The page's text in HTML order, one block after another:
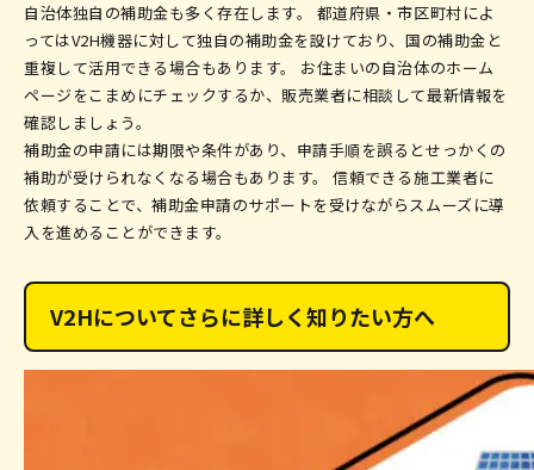
自治体独自の補助金も多く存在します。 都道府県・市区町村によ
ってはV2H機器に対して独自の補助金を設けており、国の補助金と
重複して活用できる場合もあります。 お住まいの自治体のホーム
ページをこまめにチェックするか、販売業者に相談して最新情報を
確認しましょう。
補助金の申請には期限や条件があり、申請手順を誤るとせっかくの
補助が受けられなくなる場合もあります。 信頼できる施工業者に
依頼することで、補助金申請のサポートを受けながらスムーズに導
入を進めることができます。
V2Hについてさらに詳しく知りたい方へ